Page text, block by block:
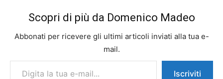
Scopri di più da Domenico Madeo
Abbonati per ricevere gli ultimi articoli inviati alla tua e-
mail.
Digita la tua e-mail...
Iscriviti